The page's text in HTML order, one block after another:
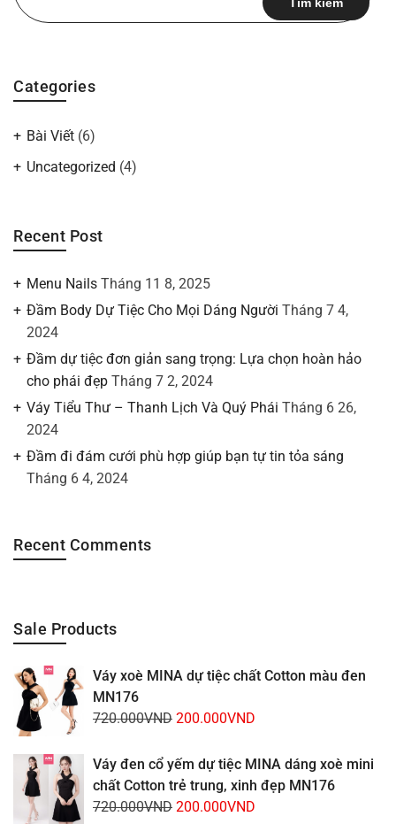
cho:
Categories
Bài Viết (6)
Uncategorized (4)
Recent Post
Menu Nails Tháng 11 8, 2025
Đầm Body Dự Tiệc Cho Mọi Dáng Người Tháng 7 4,
2024
Đầm dự tiệc đơn giản sang trọng: Lựa chọn hoàn hảo
cho phái đẹp Tháng 7 2, 2024
Váy Tiểu Thư – Thanh Lịch Và Quý Phái Tháng 6 26,
2024
Đầm đi đám cưới phù hợp giúp bạn tự tin tỏa sáng
Tháng 6 4, 2024
Recent Comments
Sale Products
Váy xoè MINA dự tiệc chất Cotton màu đen
MN176
720.000VND Giá
là:
720.000VND.
200.000VND
tại
là:
Váy đen cổ yếm dự tiệc MINA dáng xoè mini
chất Cotton trẻ trung, xinh đẹp MN176
720.000VND Giá
200.000VND